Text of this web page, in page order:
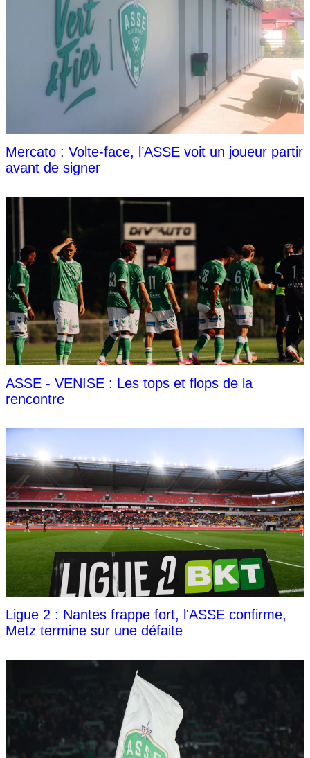
Mercato : Volte-face, l’ASSE voit un joueur partir
avant de signer
ASSE - VENISE : Les tops et flops de la
rencontre
Ligue 2 : Nantes frappe fort, l'ASSE confirme,
Metz termine sur une défaite